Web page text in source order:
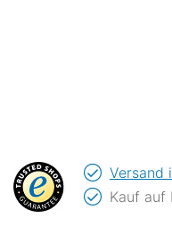
Versand
Kauf auf